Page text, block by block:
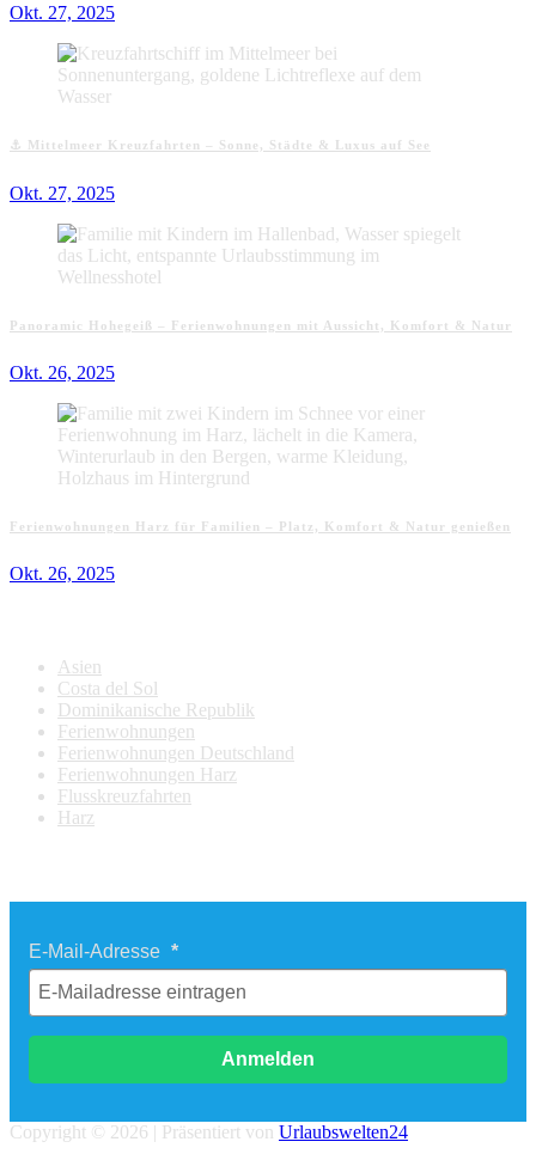
Okt. 27, 2025
⚓ Mittelmeer Kreuzfahrten – Sonne, Städte & Luxus auf See
Okt. 27, 2025
Panoramic Hohegeiß – Ferienwohnungen mit Aussicht, Komfort & Natur
Okt. 26, 2025
Ferienwohnungen Harz für Familien – Platz, Komfort & Natur genießen
Okt. 26, 2025
Asien
Costa del Sol
Dominikanische Republik
Ferienwohnungen
Ferienwohnungen Deutschland
Ferienwohnungen Harz
Flusskreuzfahrten
Harz
E-Mail-Adresse
Anmelden
Copyright © 2026 | Präsentiert von Urlaubswelten24